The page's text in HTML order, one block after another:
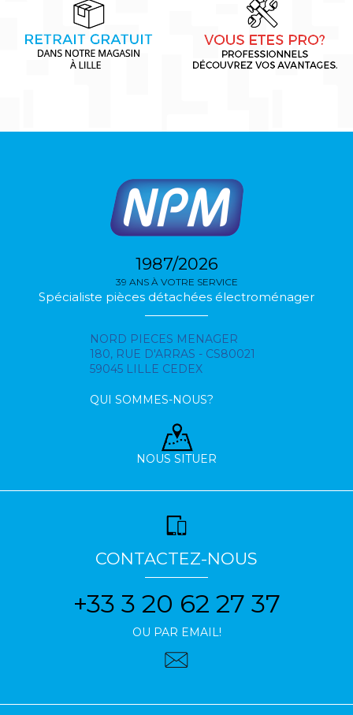
1987/2026
39 ANS À VOTRE SERVICE
Spécialiste pièces détachées électroménager
NORD PIECES MENAGER
180, RUE D'ARRAS - CS80021
59045 LILLE CEDEX
QUI SOMMES-NOUS?
NOUS SITUER
CONTACTEZ-NOUS
+33 3 20 62 27 37
OU PAR EMAIL!